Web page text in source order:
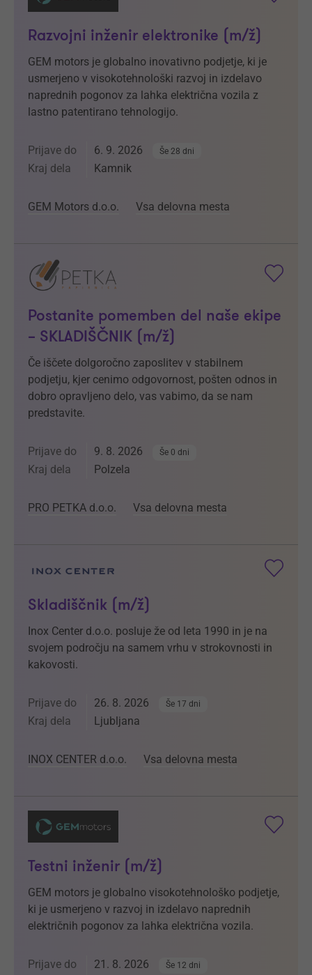
Razvojni inženir elektronike (m/ž)
GEM motors je globalno inovativno podjetje, ki je
usmerjeno v visokotehnološki razvoj in izdelavo
naprednih pogonov za lahka električna vozila z
lastno patentirano tehnologijo.
Prijave do 6. 9. 2026 Še 28 dni
Kraj dela Kamnik
GEM Motors d.o.o. Vsa delovna mesta
Postanite pomemben del naše ekipe
– SKLADIŠČNIK (m/ž)
Če iščete dolgoročno zaposlitev v stabilnem
podjetju, kjer cenimo odgovornost, pošten odnos in
dobro opravljeno delo, vas vabimo, da se nam
predstavite.
Prijave do 9. 8. 2026 Še 0 dni
Kraj dela Polzela
PRO PETKA d.o.o. Vsa delovna mesta
Skladiščnik (m/ž)
Inox Center d.o.o. posluje že od leta 1990 in je na
svojem področju na samem vrhu v strokovnosti in
kakovosti.
Prijave do 26. 8. 2026 Še 17 dni
Kraj dela Ljubljana
INOX CENTER d.o.o. Vsa delovna mesta
Testni inženir (m/ž)
GEM motors je globalno visokotehnološko podjetje,
ki je usmerjeno v razvoj in izdelavo naprednih
električnih pogonov za lahka električna vozila.
Prijave do 21. 8. 2026 Še 12 dni